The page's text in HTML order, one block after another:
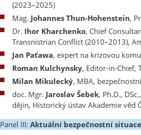
(2023–2025)
Mag. Johannes Thun-Hohenstein,
Dr. Ihor Kharchenko, Chief
Transnistrian Conflict (2010–2013),
Jan Paťawa, expert na krizovou
Roman Kulchynsky, Editor-in-Chief,
Milan Mikulecký, MBA,
doc. Mgr. Jaroslav Šebek, Ph.D.,
dějin, Historický ústav Akademie věd
Panel III: Aktuální bezpečnostní